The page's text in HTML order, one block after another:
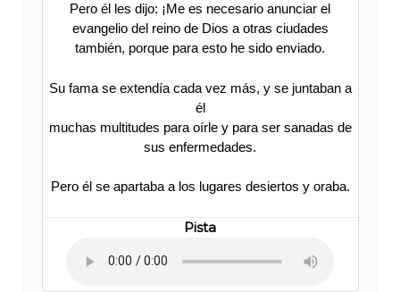
Pero él les dijo: ¡Me es necesario anunciar el
evangelio del reino de Dios a otras ciudades
también, porque para esto he sido enviado.
Su fama se extendía cada vez más, y se juntaban a
él
muchas multitudes para oírle y para ser sanadas de
sus enfermedades.
Pero él se apartaba a los lugares desiertos y oraba.
Pista